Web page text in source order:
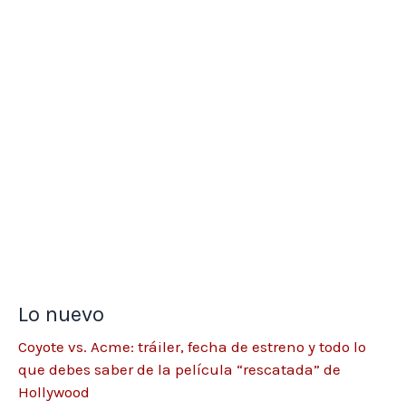
Lo nuevo
Coyote vs. Acme: tráiler, fecha de estreno y todo lo
que debes saber de la película “rescatada” de
Hollywood